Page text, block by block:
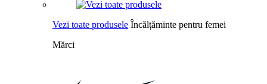
Vezi toate produsele Încălțăminte pentru femei
Mărci